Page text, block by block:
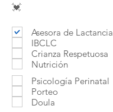
💓
Asesora de Lactancia
IBCLC
Crianza Respetuosa
Nutrición
Psicología Perinatal
Porteo
Doula